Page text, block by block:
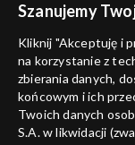
Szanujemy
Kliknij "Akceptuję i
na korzystanie z
zbierania danych,
końcowym i ich
Twoich danych
S.A. w likwidacji